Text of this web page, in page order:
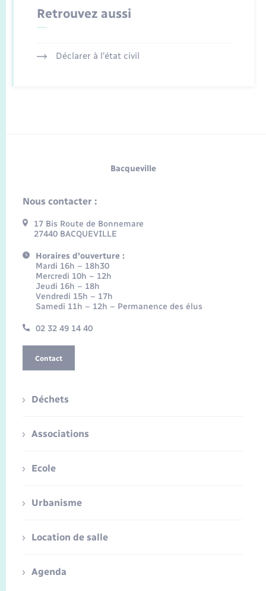
Retrouvez aussi
Déclarer à l’état civil
Bacqueville
Nous contacter :
17 Bis Route de Bonnemare
27440 BACQUEVILLE
Horaires d'ouverture :
Mardi 16h – 18h30
Mercredi 10h – 12h
Jeudi 16h – 18h
Vendredi 15h – 17h
Samedi 11h – 12h – Permanence des élus
02 32 49 14 40
Contact
Déchets
Associations
Ecole
Urbanisme
Location de salle
Agenda